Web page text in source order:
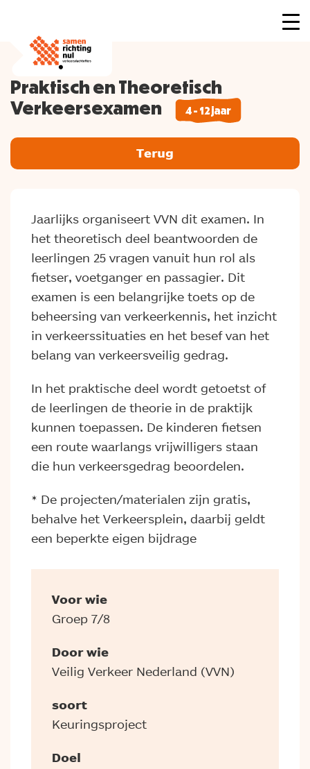
Praktisch en Theoretisch
Verkeersexamen
4 - 12 jaar
Terug
Jaarlijks organiseert VVN dit examen. In
het theoretisch deel beantwoorden de
leerlingen 25 vragen vanuit hun rol als
fietser, voetganger en passagier. Dit
examen is een belangrijke toets op de
beheersing van verkeerkennis, het inzicht
in verkeerssituaties en het besef van het
belang van verkeersveilig gedrag.
In het praktische deel wordt getoetst of
de leerlingen de theorie in de praktijk
kunnen toepassen. De kinderen fietsen
een route waarlangs vrijwilligers staan
die hun verkeersgedrag beoordelen.
* De projecten/materialen zijn gratis,
behalve het Verkeersplein, daarbij geldt
een beperkte eigen bijdrage
Voor wie
Groep 7/8
Door wie
Veilig Verkeer Nederland (VVN)
soort
Keuringsproject
Doel